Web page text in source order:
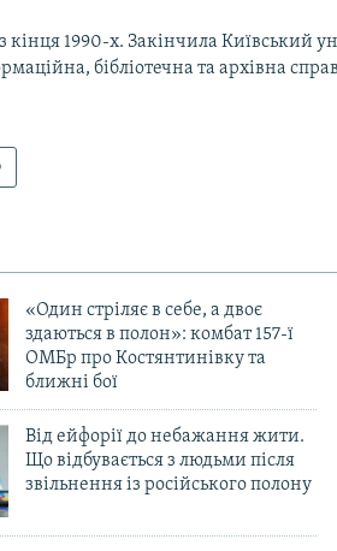
1990-х. Закінчила Київський
бібліотечна та архівна
«Один стріляє в себе, а двоє
здаються в полон»: комбат 157-ї
ОМБр про Костянтинівку та
ближні бої
Від ейфорії до небажання жити.
Що відбувається з людьми після
звільнення із російського полону